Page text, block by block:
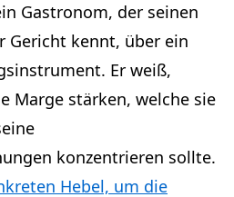
Gastronom, der seinen
Gericht kennt, über ein
Er weiß,
Marge stärken, welche sie
konzentrieren sollte.
Hebel, um die